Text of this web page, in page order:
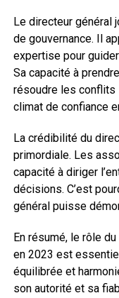
Le directeur général
de gouvernance. Il
expertise pour
Sa capacité à
résoudre les conflits
climat de confiance
La crédibilité du
primordiale. Les
capacité à diriger
décisions. C’est
général puisse
En résumé, le rôle
en 2023 est
équilibrée et
son autorité et sa